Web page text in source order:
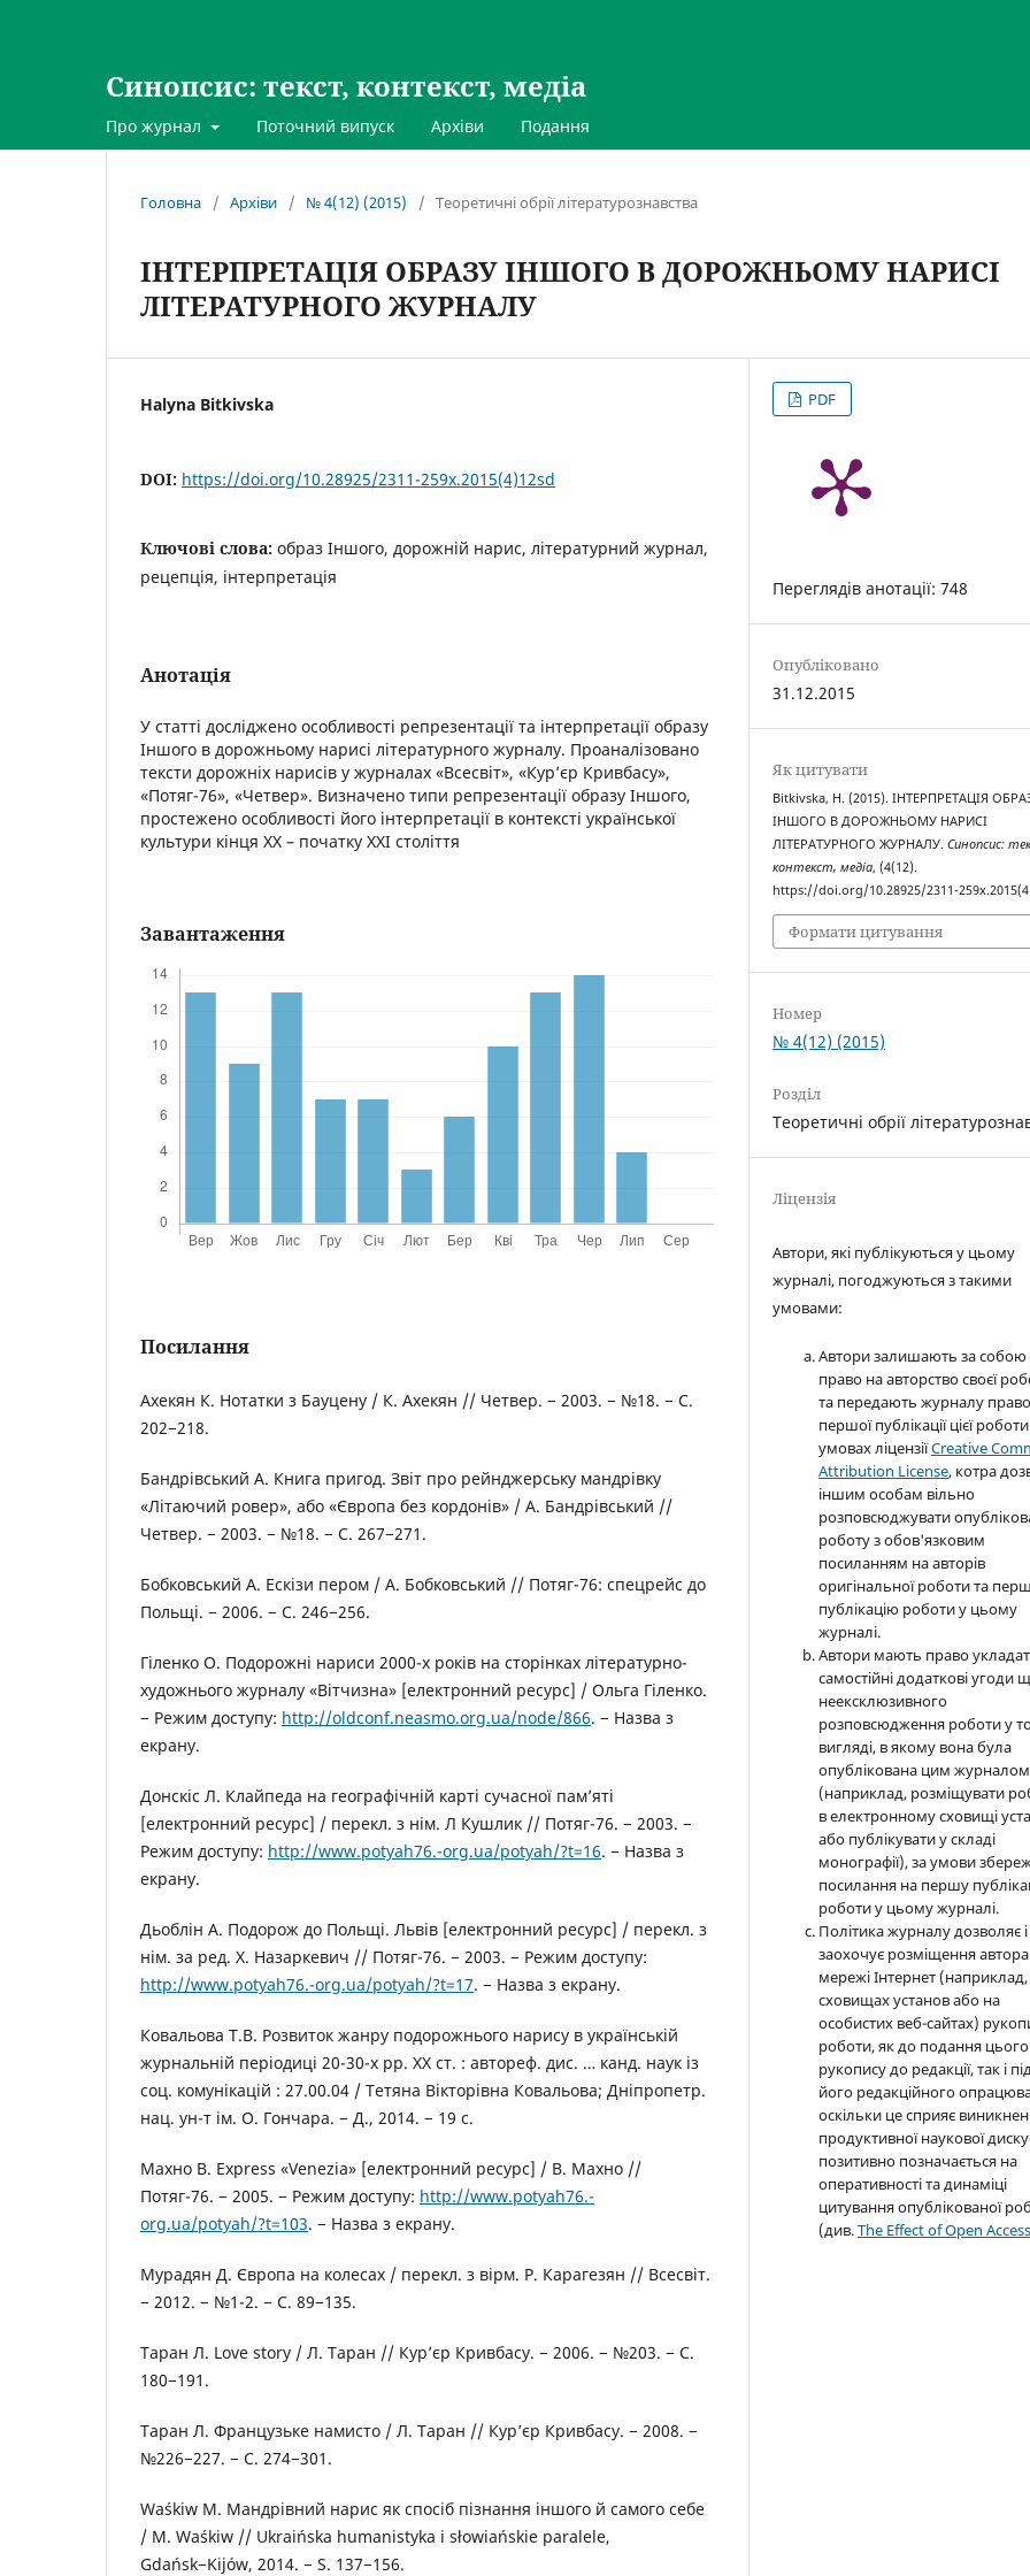
Синопсис: текст, контекст, медіа
Про журнал Поточний випуск Архіви Подання
Головна / Архіви / № 4(12) (2015) / Теоретичні обрії літературознавства
ІНТЕРПРЕТАЦІЯ ОБРАЗУ ІНШОГО В ДОРОЖНЬОМУ НАРИСІ
ЛІТЕРАТУРНОГО ЖУРНАЛУ
Halyna Bitkivska
DOI: https://doi.org/10.28925/2311-259x.2015(4)12sd
Ключові слова: образ Іншого, дорожній нарис, літературний журнал,
рецепція, інтерпретація
Анотація
У статті досліджено особливості репрезентації та інтерпретації образу
Іншого в дорожньому нарисі літературного журналу. Проаналізовано
тексти дорожніх нарисів у журналах «Всесвіт», «Кур’єр Кривбасу»,
«Потяг-76», «Четвер». Визначено типи репрезентації образу Іншого,
простежено особливості його інтерпретації в контексті української
культури кінця ХХ – початку ХХІ століття
Завантаження
Посилання
Ахекян К. Нотатки з Бауцену / К. Ахекян // Четвер. − 2003. − №18. − С.
202−218.
Бандрівський А. Книга пригод. Звіт про рейнджерську мандрівку
«Літаючий ровер», або «Європа без кордонів» / А. Бандрівський //
Четвер. − 2003. − №18. − С. 267−271.
Бобковський А. Ескізи пером / А. Бобковський // Потяг-76: спецрейс до
Польщі. − 2006. − С. 246−256.
Гіленко О. Подорожні нариси 2000-х років на сторінках літературно-
художнього журналу «Вітчизна» [електронний ресурс] / Ольга Гіленко.
− Режим доступу: http://oldconf.neasmo.org.ua/node/866. − Назва з
екрану.
Донскіс Л. Клайпеда на географічній карті сучасної пам’яті
[електронний ресурс] / перекл. з нім. Л Кушлик // Потяг-76. − 2003. −
Режим доступу: http://www.potyah76.-org.ua/potyah/?t=16. − Назва з
екрану.
Дьоблін А. Подорож до Польщі. Львів [електронний ресурс] / перекл. з
нім. за ред. Х. Назаркевич // Потяг-76. − 2003. − Режим доступу:
http://www.potyah76.-org.ua/potyah/?t=17. − Назва з екрану.
Ковальова Т.В. Розвиток жанру подорожнього нарису в українській
журнальній періодиці 20-30-х рр. XX ст. : автореф. дис. … канд. наук із
соц. комунікацій : 27.00.04 / Тетяна Вікторівна Ковальова; Дніпропетр.
нац. ун-т ім. О. Гончара. − Д., 2014. − 19 с.
Махно В. Express «Venezia» [електронний ресурс] / В. Махно //
Потяг-76. − 2005. − Режим доступу: http://www.potyah76.-
org.ua/potyah/?t=103. − Назва з екрану.
Мурадян Д. Європа на колесах / перекл. з вірм. Р. Карагезян // Всесвіт.
− 2012. − №1-2. − С. 89−135.
Таран Л. Love story / Л. Таран // Кур’єр Кривбасу. − 2006. − №203. − С.
180−191.
Таран Л. Французьке намисто / Л. Таран // Кур’єр Кривбасу. − 2008. −
№226−227. − С. 274−301.
Waśkiw M. Мандрівний нарис як спосіб пізнання іншого й самого себе
/ М. Waśkiw // Ukraińska humanistyka i słowiańskie paralele,
Gdańsk−Kijów, 2014. − S. 137−156.
PDF
Переглядів анотації: 748
Опубліковано
31.12.2015
Як цитувати
Bitkivska, H. (2015). ІНТЕРПРЕТАЦІЯ
ІНШОГО В ДОРОЖНЬОМУ НАРИСІ
ЛІТЕРАТУРНОГО ЖУРНАЛУ.Синопсис:
контекст, медіа, (4(12).
https://doi.org/10.28925/2311-
Формати цитування
Номер
№ 4(12) (2015)
Розділ
Теоретичні обрії
Ліцензія
Автори, які публікуються у цьому
журналі, погоджуються з такими
умовами:
Автори залишають за собою
право на авторство своєї
та передають журналу право
першої публікації цієї
умовах ліцензіїCreative
Attribution License, котра
іншим особам вільно
розповсюджувати
роботу з обов'язковим
посиланням на авторів
оригінальної роботи та
публікацію роботи у цьому
журналі.
Автори мають право
самостійні додаткові угоди
неексклюзивного
розповсюдження роботи у
вигляді, в якому вона була
опублікована цим журналом
(наприклад, розміщувати
в електронному сховищі
або публікувати у складі
монографії), за умови
посилання на першу
роботи у цьому журналі.
Політика журналу дозволяє і
заохочує розміщення
мережі Інтернет
сховищах установ або на
особистих веб-сайтах)
роботи, як до подання цього
рукопису до редакції, так і
його редакційного
оскільки це сприяє
продуктивної наукової
позитивно позначається на
оперативності та динаміці
цитування опублікованої
(див.The Effect of Open Access